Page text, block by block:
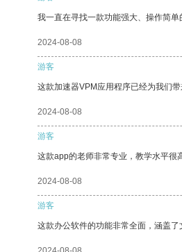
我一直在寻找一款功能强大、操作简
2024-08-08
游客
这款加速器VPM应用程序已经为我们带
2024-08-08
游客
这款app的老师非常专业，教学水平很
2024-08-08
游客
这款办公软件的功能非常全面，涵盖